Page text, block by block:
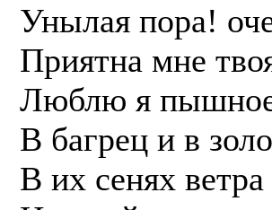
Унылая пора!
Приятна мне
Люблю я пышное
В багрец и в
В их сенях